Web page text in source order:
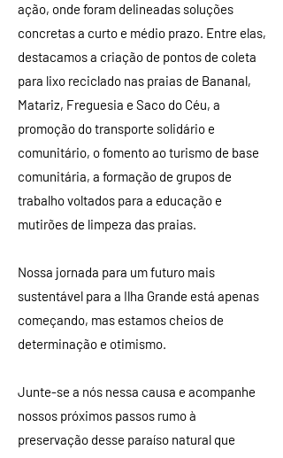
ação, onde foram delineadas soluções
concretas a curto e médio prazo. Entre elas,
destacamos a criação de pontos de coleta
para lixo reciclado nas praias de Bananal,
Matariz, Freguesia e Saco do Céu, a
promoção do transporte solidário e
comunitário, o fomento ao turismo de base
comunitária, a formação de grupos de
trabalho voltados para a educação e
mutirões de limpeza das praias.
Nossa jornada para um futuro mais
sustentável para a Ilha Grande está apenas
começando, mas estamos cheios de
determinação e otimismo.
Junte-se a nós nessa causa e acompanhe
nossos próximos passos rumo à
preservação desse paraíso natural que